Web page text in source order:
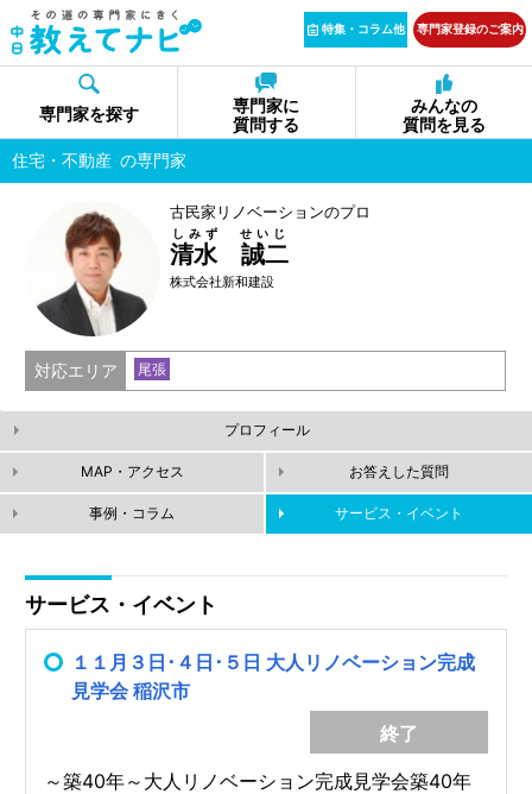
特集・コラム他 専門家登録のご案内
専門家を探す
専門家に
質問する
みんなの
質問を見る
住宅・不動産 の専門家
古民家リノベーションのプロ
清水 誠二
しみず せいじ
株式会社新和建設
対応エリア 尾張
プロフィール
MAP・アクセス お答えした質問
事例・コラム サービス・イベント
サービス・イベント
１１月３日･４日･５日 大人リノベーション完成
見学会 稲沢市
終了
～築40年～大人リノベーション完成見学会築40年